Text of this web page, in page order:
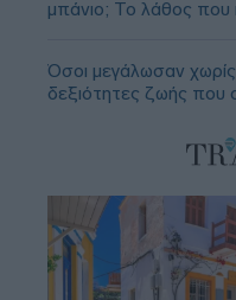
μπάνιο; Το λάθος που
Όσοι μεγάλωσαν
δεξιότητες ζωής που